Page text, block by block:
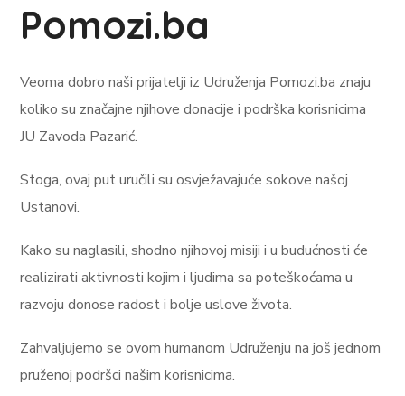
Pomozi.ba
Veoma dobro naši prijatelji iz Udruženja Pomozi.ba znaju
koliko su značajne njihove donacije i podrška korisnicima
JU Zavoda Pazarić.
Stoga, ovaj put uručili su osvježavajuće sokove našoj
Ustanovi.
Kako su naglasili, shodno njihovoj misiji i u budućnosti će
realizirati aktivnosti kojim i ljudima sa poteškoćama u
razvoju donose radost i bolje uslove života.
Zahvaljujemo se ovom humanom Udruženju na još jednom
pruženoj podršci našim korisnicima.